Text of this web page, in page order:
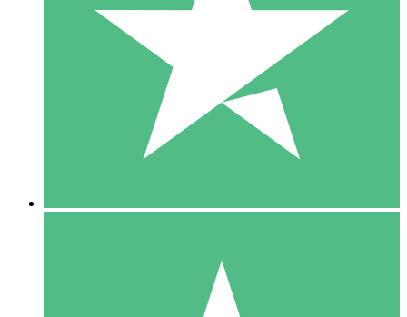
Paga según el uso con créditos de descarga. Sin compromiso
10 00
10 Descargas
20 00